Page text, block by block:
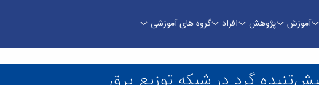
آموزش پژوهش افراد گروه های آموزشی